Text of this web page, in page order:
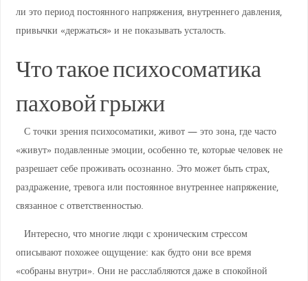
ли это период постоянного напряжения, внутреннего давления,
привычки «держаться» и не показывать усталость.
Что такое психосоматика
паховой грыжи
С точки зрения психосоматики, живот — это зона, где часто
«живут» подавленные эмоции, особенно те, которые человек не
разрешает себе проживать осознанно. Это может быть страх,
раздражение, тревога или постоянное внутреннее напряжение,
связанное с ответственностью.
Интересно, что многие люди с хроническим стрессом
описывают похожее ощущение: как будто они все время
«собраны внутри». Они не расслабляются даже в спокойной